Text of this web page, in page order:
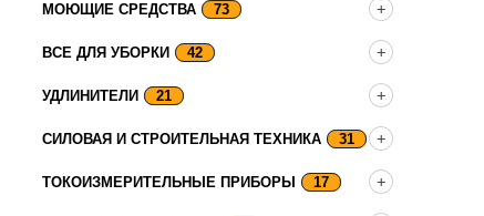
МОЮЩИЕ СРЕДСТВА 73
ВСЕ ДЛЯ УБОРКИ 42
УДЛИНИТЕЛИ 21
СИЛОВАЯ И СТРОИТЕЛЬНАЯ ТЕХНИКА 31
ТОКОИЗМЕРИТЕЛЬНЫЕ ПРИБОРЫ 17